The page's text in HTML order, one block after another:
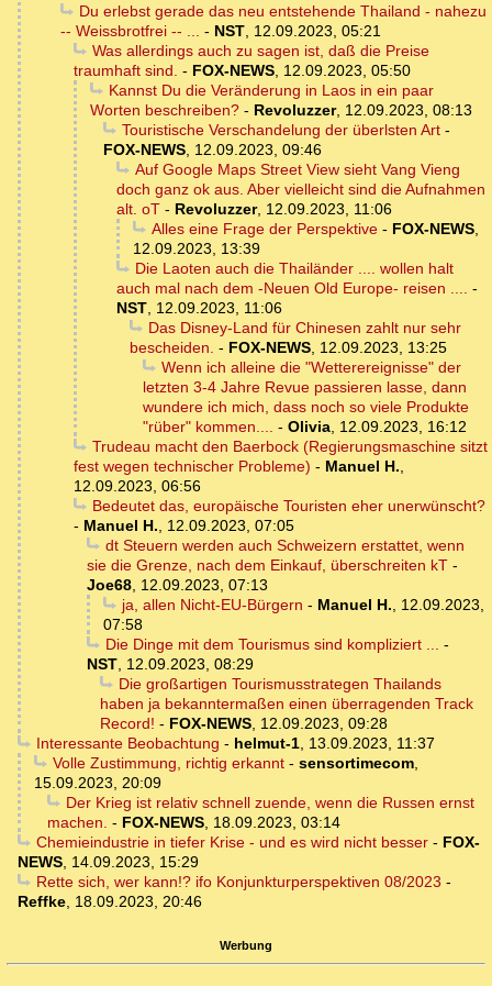
Du erlebst gerade das neu entstehende Thailand - nahezu
-- Weissbrotfrei -- ... - NST, 12.09.2023, 05:21
Was allerdings auch zu sagen ist, daß die Preise
traumhaft sind. - FOX-NEWS, 12.09.2023, 05:50
Kannst Du die Veränderung in Laos in ein paar
Worten beschreiben? - Revoluzzer, 12.09.2023, 08:13
Touristische Verschandelung der überlsten Art-
FOX-NEWS, 12.09.2023, 09:46
Auf Google Maps Street View sieht Vang Vieng
doch ganz ok aus. Aber vielleicht sind die Aufnahmen
alt. oT - Revoluzzer, 12.09.2023, 11:06
Alles eine Frage der Perspektive- FOX-NEWS,
12.09.2023, 13:39
Die Laoten auch die Thailänder .... wollen halt
auch mal nach dem -Neuen Old Europe- reisen .... -
NST, 12.09.2023, 11:06
Das Disney-Land für Chinesen zahlt nur sehr
bescheiden. - FOX-NEWS, 12.09.2023, 13:25
Wenn ich alleine die "Wetterereignisse" der
letzten 3-4 Jahre Revue passieren lasse, dann
wundere ich mich, dass noch so viele Produkte
"rüber" kommen.... - Olivia, 12.09.2023, 16:12
Trudeau macht den Baerbock (Regierungsmaschine sitzt
fest wegen technischer Probleme) - Manuel H.,
12.09.2023, 06:56
Bedeutet das, europäische Touristen eher unerwünscht?
- Manuel H., 12.09.2023, 07:05
dt Steuern werden auch Schweizern erstattet, wenn
sie die Grenze, nach dem Einkauf, überschreiten kT -
Joe68, 12.09.2023, 07:13
ja, allen Nicht-EU-Bürgern - Manuel H., 12.09.2023,
07:58
Die Dinge mit dem Tourismus sind kompliziert ... -
NST, 12.09.2023, 08:29
Die großartigen Tourismusstrategen Thailands
haben ja bekanntermaßen einen überragenden Track
Record! - FOX-NEWS, 12.09.2023, 09:28
Interessante Beobachtung - helmut-1, 13.09.2023, 11:37
Volle Zustimmung, richtig erkannt- sensortimecom,
15.09.2023, 20:09
Der Krieg ist relativ schnell zuende, wenn die Russen ernst
machen. - FOX-NEWS, 18.09.2023, 03:14
Chemieindustrie in tiefer Krise - und es wird nicht besser- FOX-
NEWS, 14.09.2023, 15:29
Rette sich, wer kann!? ifo Konjunkturperspektiven 08/2023 -
Reffke, 18.09.2023, 20:46
Werbung